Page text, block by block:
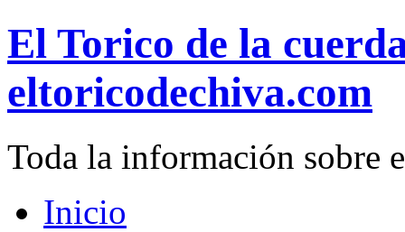
El Torico de la
eltoricodechiva.com
Toda la información sobre
Inicio